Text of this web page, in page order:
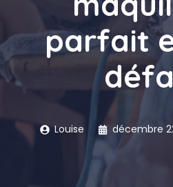
parfait
Louise décembre